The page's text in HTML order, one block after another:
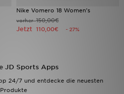
Nike Vomero 18 Women's
vorher150,00€
Jetzt 110,00€ - 27%
JD Sports Apps
24/7 und entdecke die neuesten
Produkte